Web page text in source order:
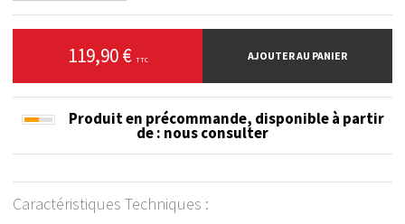
119,90 € TTC AJOUTER AU PANIER
Produit en précommande, disponible à partir
de: nous consulter
Caractéristiques Techniques :